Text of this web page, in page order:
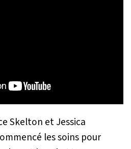
Skelton et Jessica
les soins pour